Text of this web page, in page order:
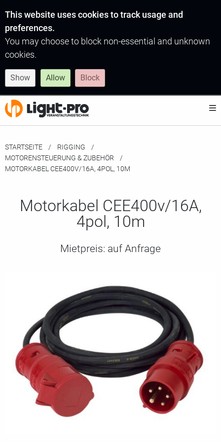
This website uses cookies to track usage and
preferences.
You may choose to block non-essential and unknown
cookies.
Show Allow Block
STARTSEITE
RIGGING
MOTORENSTEUERUNG & ZUBEHÖR
MOMENTAN:
MOTORKABEL CEE400V/16A, 4POL, 10M
Motorkabel CEE400v/16A,
4pol, 10m
Mietpreis: auf Anfrage